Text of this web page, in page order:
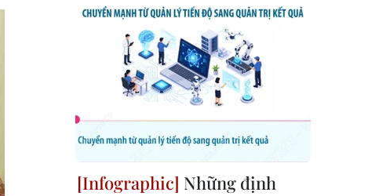
Những định